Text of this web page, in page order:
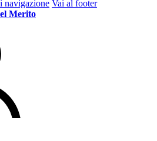
navigazione Vai al footer
Merito